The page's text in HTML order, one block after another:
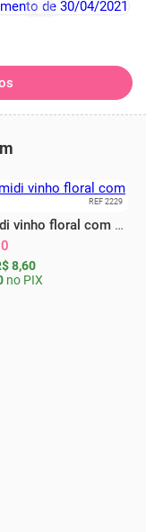
REF 2229
Saia midi vinho floral com bolsos
8,60
no PIX